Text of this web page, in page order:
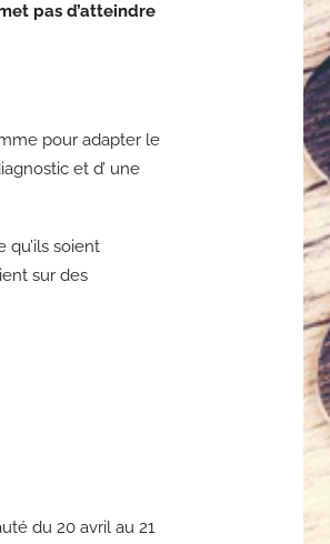
pas d’atteindre
pour adapter le
et d’ une
soient
sur des
du 20 avril au 21